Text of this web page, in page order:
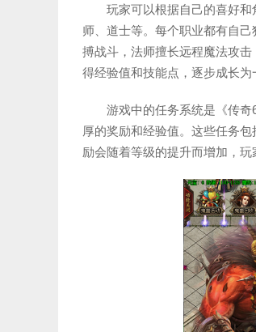
玩家可以根据自己的喜好
师、道士等。每个职业都有自
搏战斗，法师擅长远程魔法攻
得经验值和技能点，逐步成长为
游戏中的任务系统是《传
厚的奖励和经验值。这些任务
励会随着等级的提升而增加，玩